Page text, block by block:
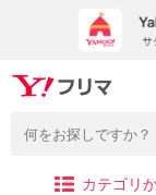
カテゴリ